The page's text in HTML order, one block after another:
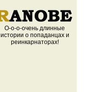
О-о-о-очень длинные
истории о попаданцах и
реинкарнаторах!